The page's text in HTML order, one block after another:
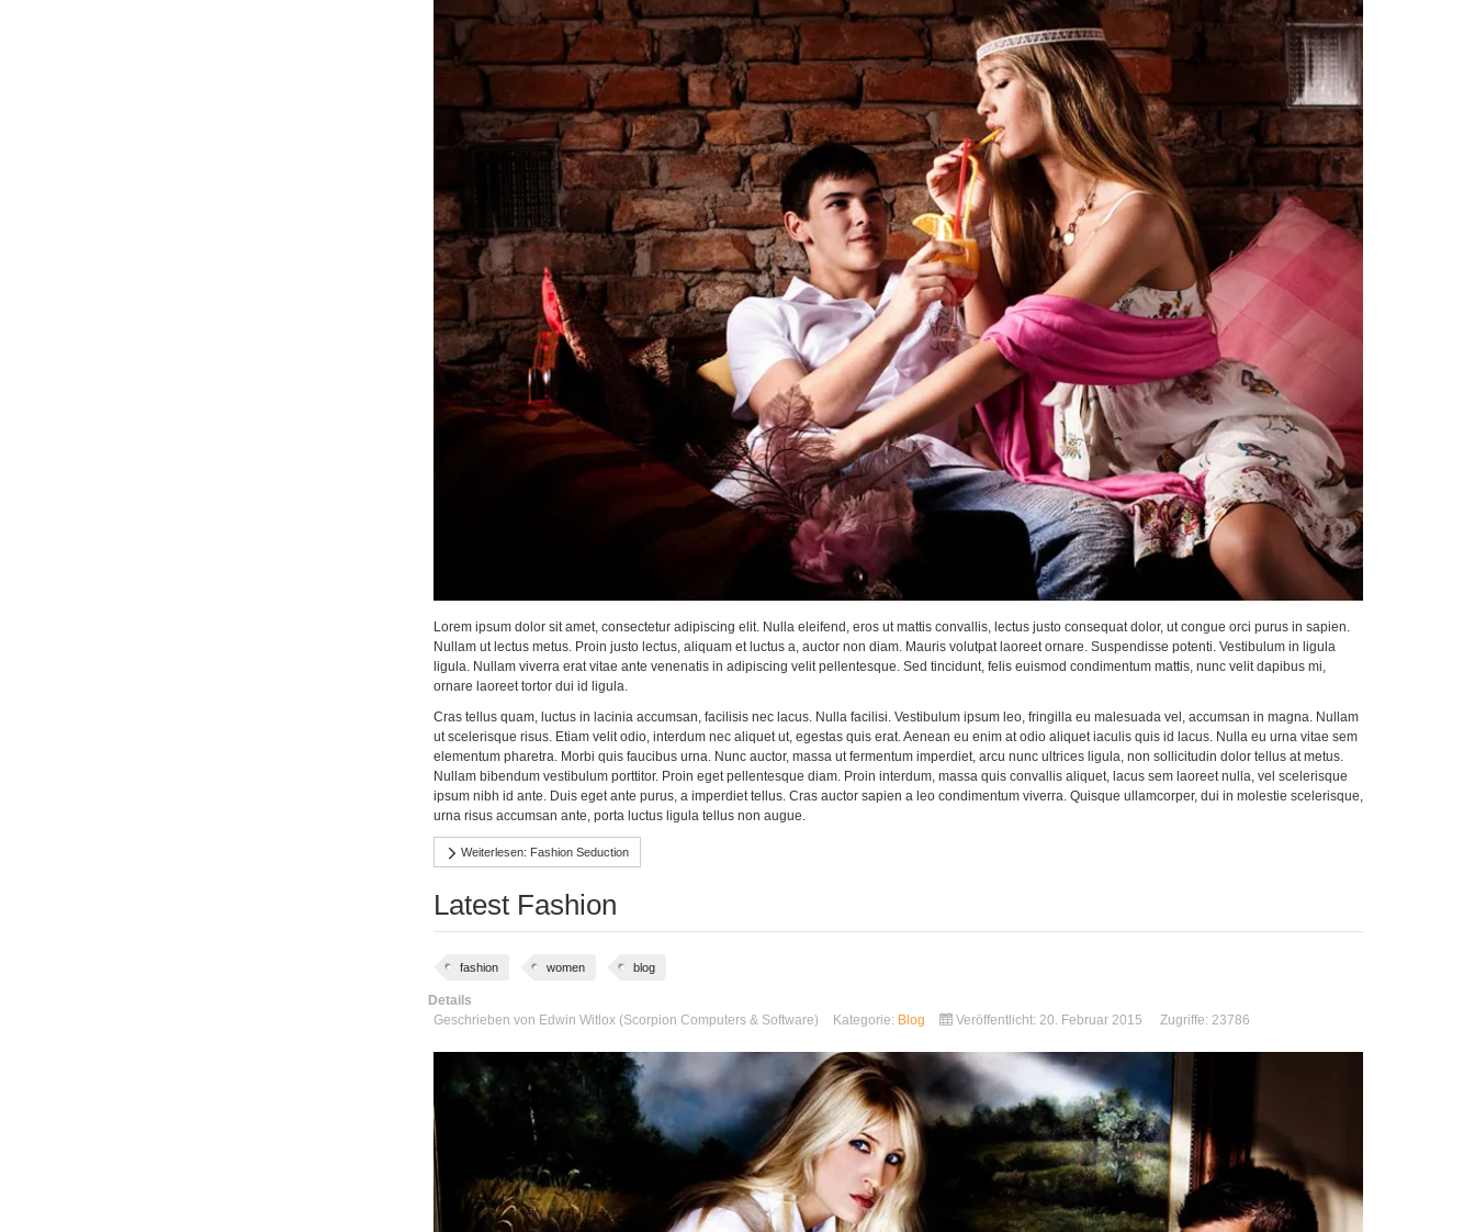
Lorem ipsum dolor sit amet, consectetur adipiscing elit. Nulla eleifend, eros ut mattis convallis, lectus justo consequat dolor, ut congue orci purus in sapien.
Nullam ut lectus metus. Proin justo lectus, aliquam et luctus a, auctor non diam. Mauris volutpat laoreet ornare. Suspendisse potenti. Vestibulum in ligula
ligula. Nullam viverra erat vitae ante venenatis in adipiscing velit pellentesque. Sed tincidunt, felis euismod condimentum mattis, nunc velit dapibus mi,
ornare laoreet tortor dui id ligula.
Cras tellus quam, luctus in lacinia accumsan, facilisis nec lacus. Nulla facilisi. Vestibulum ipsum leo, fringilla eu malesuada vel, accumsan in magna. Nullam
ut scelerisque risus. Etiam velit odio, interdum nec aliquet ut, egestas quis erat. Aenean eu enim at odio aliquet iaculis quis id lacus. Nulla eu urna vitae sem
elementum pharetra. Morbi quis faucibus urna. Nunc auctor, massa ut fermentum imperdiet, arcu nunc ultrices ligula, non sollicitudin dolor tellus at metus.
Nullam bibendum vestibulum porttitor. Proin eget pellentesque diam. Proin interdum, massa quis convallis aliquet, lacus sem laoreet nulla, vel scelerisque
ipsum nibh id ante. Duis eget ante purus, a imperdiet tellus. Cras auctor sapien a leo condimentum viverra. Quisque ullamcorper, dui in molestie scelerisque,
urna risus accumsan ante, porta luctus ligula tellus non augue.
Weiterlesen: Fashion Seduction
Latest Fashion
fashion women blog
Details
Geschrieben von Edwin Witlox (Scorpion Computers & Software) Kategorie: Blog Veröffentlicht: 20. Februar 2015 Zugriffe: 23786